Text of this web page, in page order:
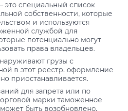
специальный список
собственности, которые
и используются
службой для
потенциально могут
права владельцев.
грузы с
в этот реестр, оформление
приостанавливается.
для запрета или по
марки таможенное
быть возобновлено.